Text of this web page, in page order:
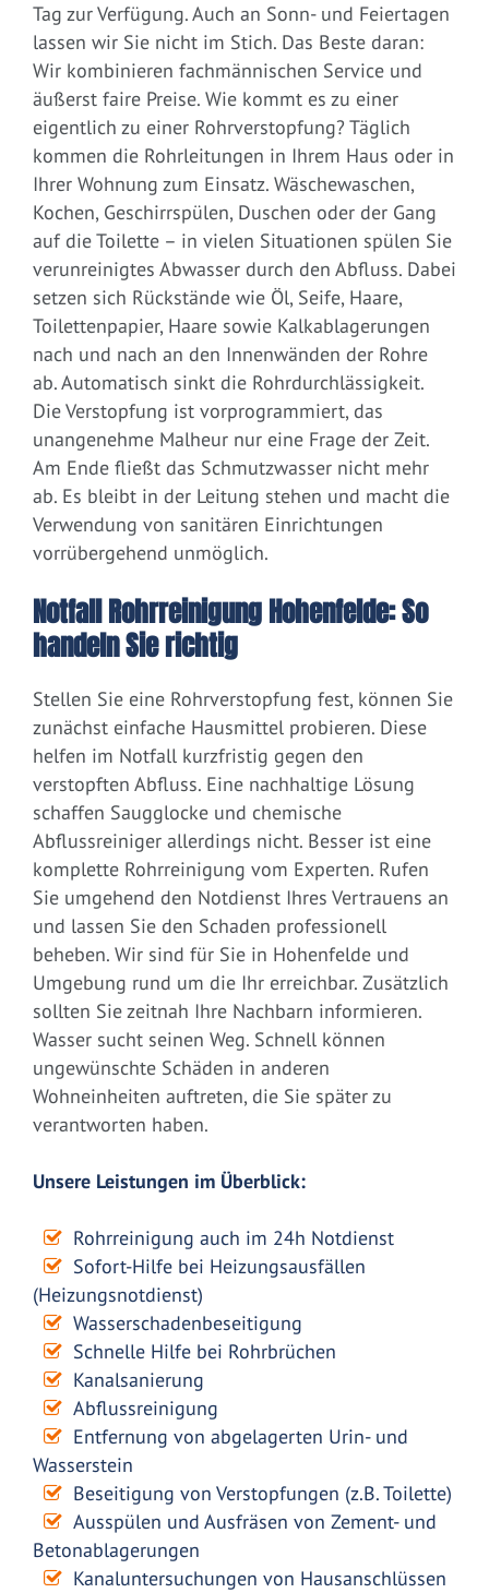
Tag zur Verfügung. Auch an Sonn- und Feiertagen
lassen wir Sie nicht im Stich. Das Beste daran:
Wir kombinieren fachmännischen Service und
äußerst faire Preise. Wie kommt es zu einer
eigentlich zu einer Rohrverstopfung? Täglich
kommen die Rohrleitungen in Ihrem Haus oder in
Ihrer Wohnung zum Einsatz. Wäschewaschen,
Kochen, Geschirrspülen, Duschen oder der Gang
auf die Toilette – in vielen Situationen spülen Sie
verunreinigtes Abwasser durch den Abfluss. Dabei
setzen sich Rückstände wie Öl, Seife, Haare,
Toilettenpapier, Haare sowie Kalkablagerungen
nach und nach an den Innenwänden der Rohre
ab. Automatisch sinkt die Rohrdurchlässigkeit.
Die Verstopfung ist vorprogrammiert, das
unangenehme Malheur nur eine Frage der Zeit.
Am Ende fließt das Schmutzwasser nicht mehr
ab. Es bleibt in der Leitung stehen und macht die
Verwendung von sanitären Einrichtungen
vorrübergehend unmöglich.
Notfall Rohrreinigung Hohenfelde: So
handeln Sie richtig
Stellen Sie eine Rohrverstopfung fest, können Sie
zunächst einfache Hausmittel probieren. Diese
helfen im Notfall kurzfristig gegen den
verstopften Abfluss. Eine nachhaltige Lösung
schaffen Saugglocke und chemische
Abflussreiniger allerdings nicht. Besser ist eine
komplette Rohrreinigung vom Experten. Rufen
Sie umgehend den Notdienst Ihres Vertrauens an
und lassen Sie den Schaden professionell
beheben. Wir sind für Sie in Hohenfelde und
Umgebung rund um die Ihr erreichbar. Zusätzlich
sollten Sie zeitnah Ihre Nachbarn informieren.
Wasser sucht seinen Weg. Schnell können
ungewünschte Schäden in anderen
Wohneinheiten auftreten, die Sie später zu
verantworten haben.
Unsere Leistungen im Überblick:
Rohrreinigung auch im 24h Notdienst
Sofort-Hilfe bei Heizungsausfällen
(Heizungsnotdienst)
Wasserschadenbeseitigung
Schnelle Hilfe bei Rohrbrüchen
Kanalsanierung
Abflussreinigung
Entfernung von abgelagerten Urin- und
Wasserstein
Beseitigung von Verstopfungen (z.B. Toilette)
Ausspülen und Ausfräsen von Zement- und
Betonablagerungen
Kanaluntersuchungen von Hausanschlüssen